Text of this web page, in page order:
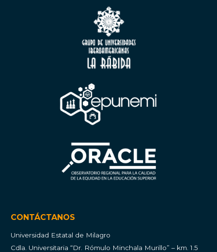
CONTÁCTANOS
Universidad Estatal de Milagro
Cdla. Universitaria “Dr. Rómulo Minchala Murillo” – km. 1.5